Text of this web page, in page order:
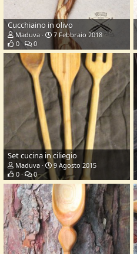
Cucchiaino in olivo
Maduva
7 Febbraio 2018
0
0
Set cucina in ciliegio
Maduva
9 Agosto 2015
0
0